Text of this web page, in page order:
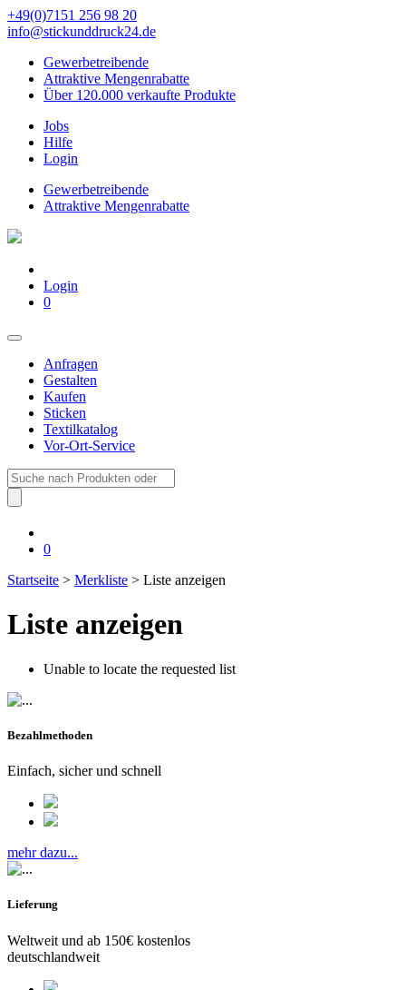
+49(0)7151 256 98 20‬
info@stickunddruck24.de
Gewerbetreibende
Attraktive Mengenrabatte
Über 120.000 verkaufte Produkte
Jobs
Hilfe
Login
Gewerbetreibende
Attraktive Mengenrabatte
Login
0
Anfragen
Gestalten
Kaufen
Sticken
Textilkatalog
Vor-Ort-Service
Suche
nach:
0
Startseite > Merkliste > Liste anzeigen
Liste anzeigen
Unable to locate the requested list
Bezahlmethoden
Einfach, sicher und schnell
mehr dazu...
Lieferung
Weltweit und ab 150€ kostenlos
deutschlandweit